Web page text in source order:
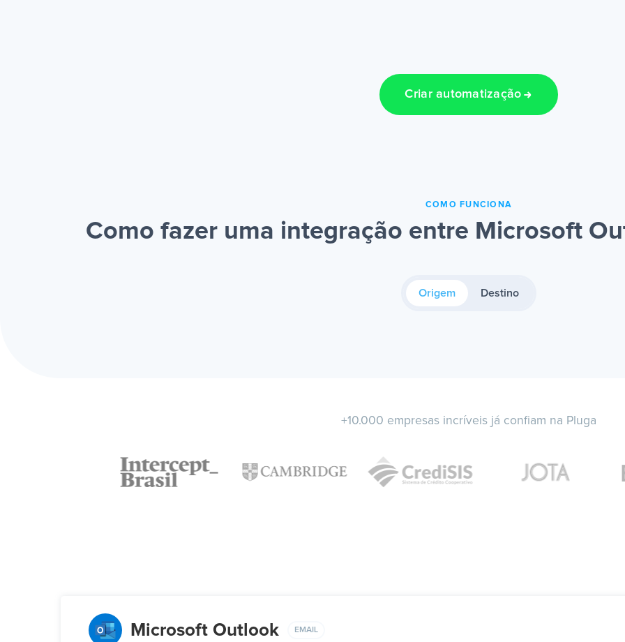
Criar automatização
COMO FUNCIONA
Como fazer uma integração entre Microsoft
Origem Destino
+10.000 empresas incríveis já confiam na Pluga
Microsoft Outlook EMAIL